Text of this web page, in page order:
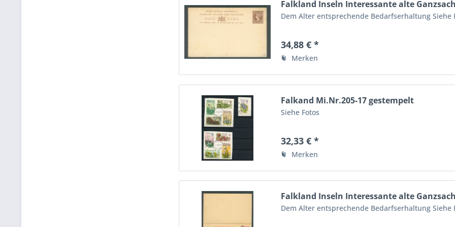
Falkland Inseln Interessante alte
Dem Alter entsprechende Bedarfserhaltung Siehe
34,88 € *
Merken
Falkand Mi.Nr.205-17 gestempelt
Siehe Fotos
32,33 € *
Merken
Falkland Inseln Interessante alte
Dem Alter entsprechende Bedarfserhaltung Siehe